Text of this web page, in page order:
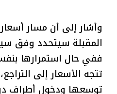
وأشار إلى أن مسار
المقبلة سيتحدد وفق
ففي حال استمرارها
تتجه الأسعار إلى
توسعها ودخول أطراف